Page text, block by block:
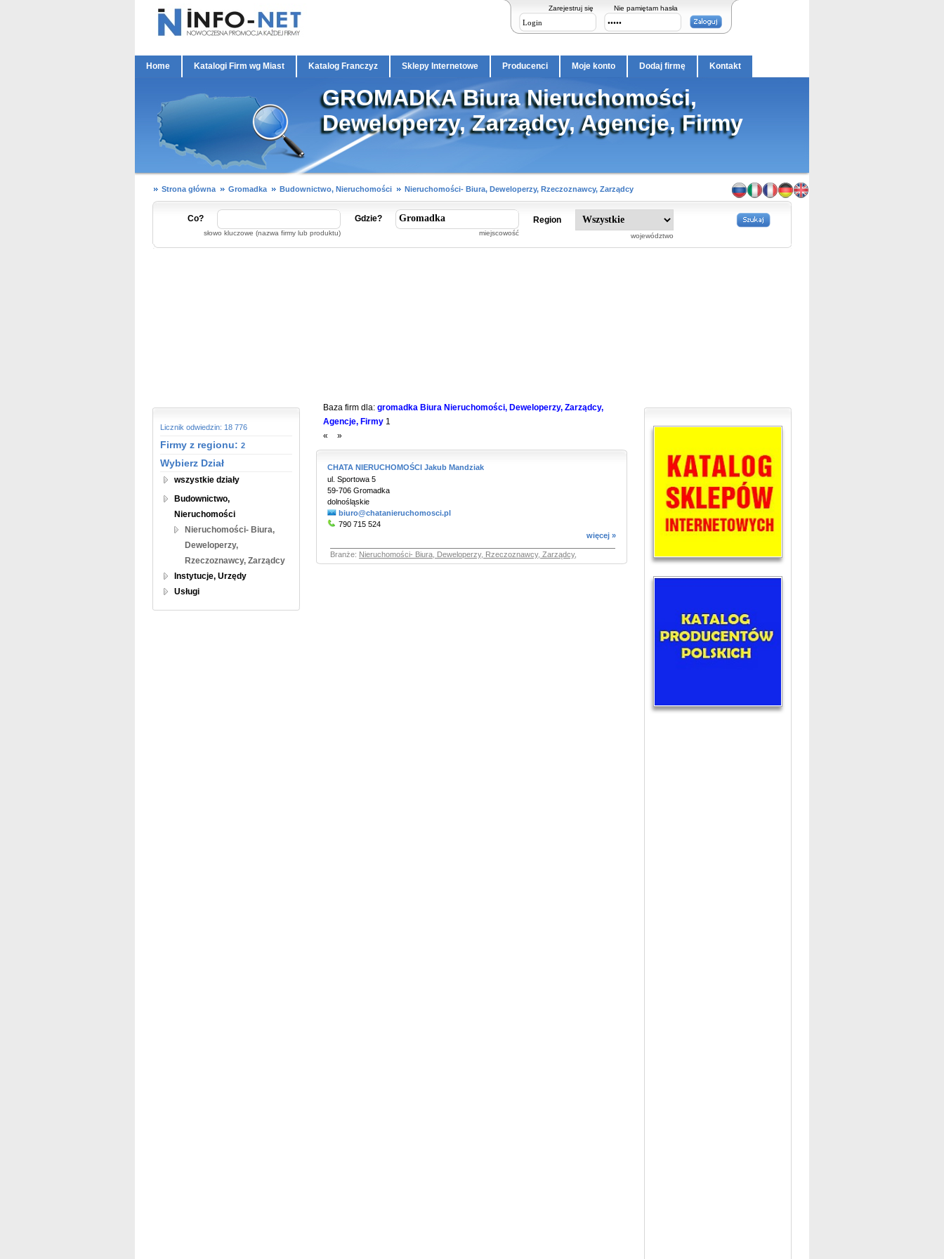
Zarejestruj się Nie pamiętam hasła
Home Katalogi Firm wg Miast Katalog Franczyz Sklepy Internetowe Producenci Moje konto Dodaj firmę Kontakt
GROMADKA Biura Nieruchomości,
Deweloperzy, Zarządcy, Agencje, Firmy
Strona główna Gromadka Budownictwo, Nieruchomości Nieruchomości- Biura, Deweloperzy, Rzeczoznawcy, Zarządcy
Co?
słowo kluczowe (nazwa firmy lub produktu)
Gdzie?
miejscowość
Region
województwo
Licznik odwiedzin: 18 776
Firmy z regionu: 2
Wybierz Dział
wszystkie działy
Budownictwo,
Nieruchomości
Nieruchomości- Biura,
Deweloperzy,
Rzeczoznawcy, Zarządcy
Instytucje, Urzędy
Usługi
Baza firm dla: gromadka Biura Nieruchomości, Deweloperzy, Zarządcy,
Agencje, Firmy 1
«
»
CHATA NIERUCHOMOŚCI Jakub Mandziak
ul. Sportowa 5
59-706 Gromadka
dolnośląskie
biuro@chatanieruchomosci.pl
790 715 524
więcej »
Branże: Nieruchomości- Biura, Deweloperzy, Rzeczoznawcy, Zarządcy,